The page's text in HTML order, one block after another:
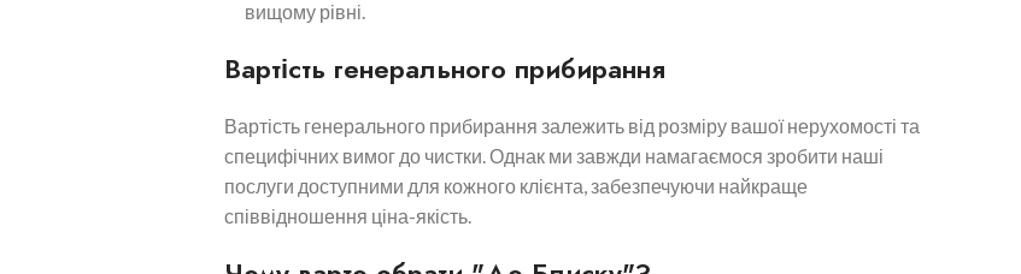
вищому рівні.
Вартість генерального прибирання
Вартість генерального прибирання залежить від розміру вашої нерухомості та
специфічних вимог до чистки. Однак ми завжди намагаємося зробити наші
послуги доступними для кожного клієнта, забезпечуючи найкраще
співвідношення ціна-якість.